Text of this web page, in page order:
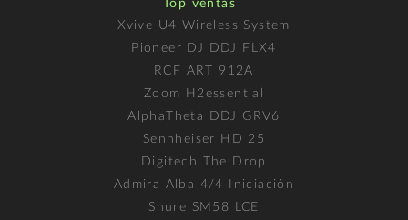
Top ventas
Xvive U4 Wireless System
Pioneer DJ DDJ FLX4
RCF ART 912A
Zoom H2essential
AlphaTheta DDJ GRV6
Sennheiser HD 25
Digitech The Drop
Admira Alba 4/4 Iniciación
Shure SM58 LCE